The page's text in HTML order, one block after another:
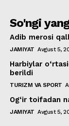
So'ngi
Adib merosi
JAMIYAT Avgust 5,
Harbiylar
berildi
TURIZM VA SPORT
Og‘ir toifadan
JAMIYAT Avgust 5,